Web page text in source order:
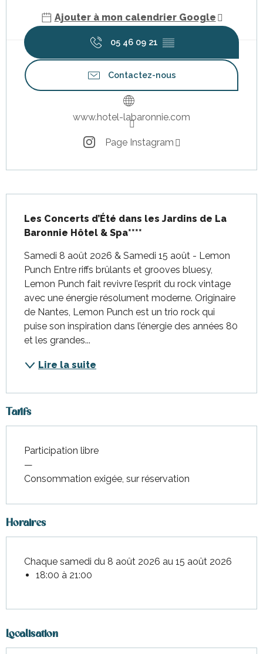
Ajouter à mon calendrier Google
05 46 09 21 ▒▒
Contactez-nous
www.hotel-labaronnie.com
Page Instagram
Les Concerts d’Été dans les Jardins de La
Baronnie Hôtel & Spa****
Samedi 8 août 2026 & Samedi 15 août - Lemon
Punch Entre riffs brûlants et grooves bluesy,
Lemon Punch fait revivre l’esprit du rock vintage
avec une énergie résolument moderne. Originaire
de Nantes, Lemon Punch est un trio rock qui
puise son inspiration dans l’énergie des années 80
et les grandes...
Lire la suite
Tarifs
Participation libre
—
Consommation exigée, sur réservation
Horaires
Chaque samedi du 8 août 2026 au 15 août 2026
18:00 à 21:00
Localisation